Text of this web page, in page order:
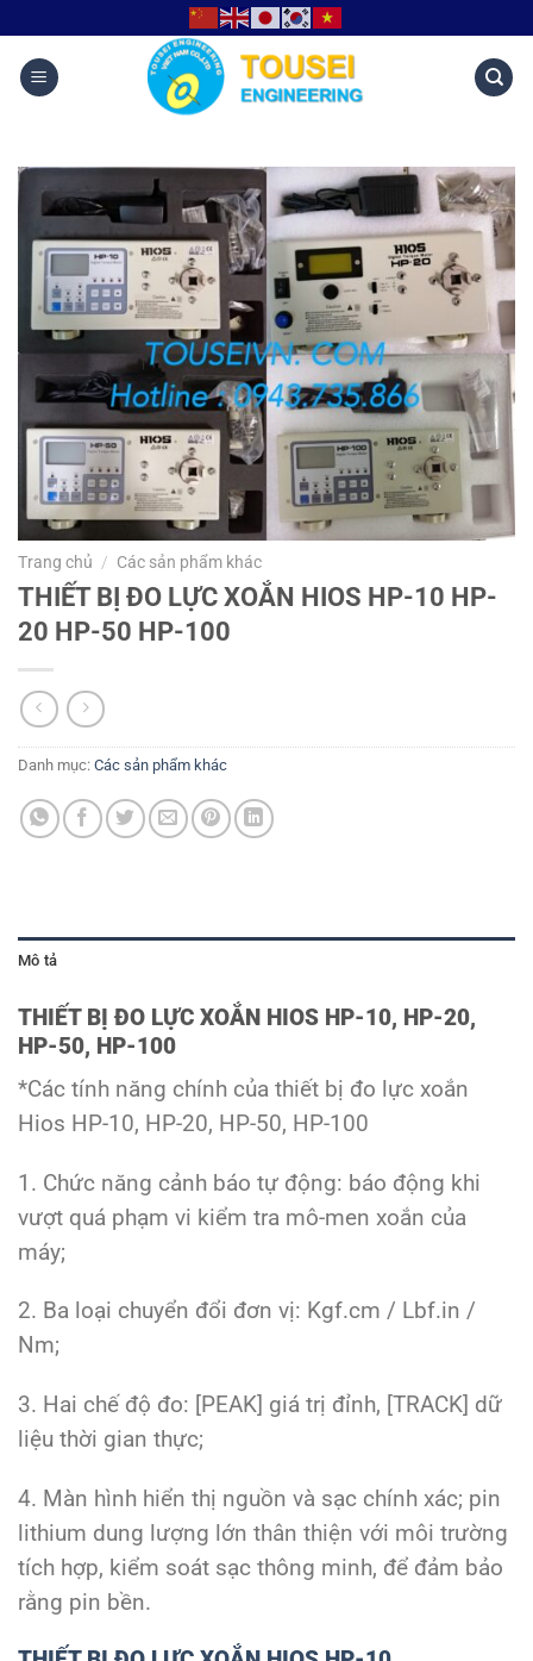
Trang chủ / Các sản phẩm khác
THIẾT BỊ ĐO LỰC XOẮN HIOS HP-10 HP-
20 HP-50 HP-100
Danh mục: Các sản phẩm khác
Mô tả
THIẾT BỊ ĐO LỰC XOẮN HIOS HP-10, HP-20,
HP-50, HP-100
*Các tính năng chính của thiết bị đo lực xoắn
Hios HP-10, HP-20, HP-50, HP-100
1. Chức năng cảnh báo tự động: báo động khi
vượt quá phạm vi kiểm tra mô-men xoắn của
máy;
2. Ba loại chuyển đổi đơn vị: Kgf.cm / Lbf.in /
Nm;
3. Hai chế độ đo: [PEAK] giá trị đỉnh, [TRACK] dữ
liệu thời gian thực;
4. Màn hình hiển thị nguồn và sạc chính xác; pin
lithium dung lượng lớn thân thiện với môi trường
tích hợp, kiểm soát sạc thông minh, để đảm bảo
rằng pin bền.